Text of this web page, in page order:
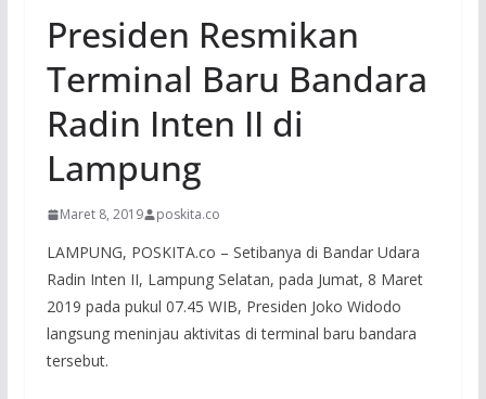
Presiden Resmikan
Terminal Baru Bandara
Radin Inten II di
Lampung
Maret 8, 2019 poskita.co
LAMPUNG, POSKITA.co – Setibanya di Bandar Udara
Radin Inten II, Lampung Selatan, pada Jumat, 8 Maret
2019 pada pukul 07.45 WIB, Presiden Joko Widodo
langsung meninjau aktivitas di terminal baru bandara
tersebut.